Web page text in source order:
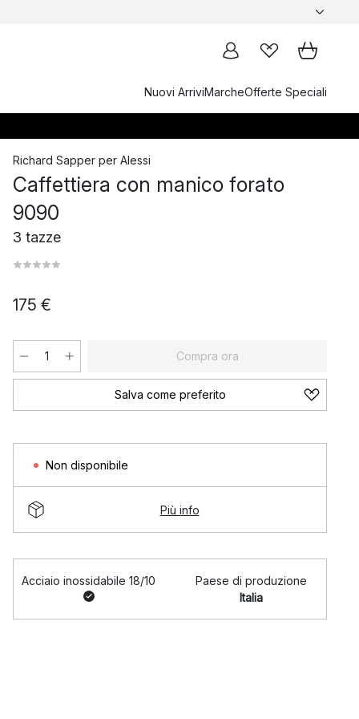
Nuovi ArriviMarcheOfferte Speciali
Richard Sapper per Alessi
Caffettiera con manico forato
9090
3 tazze
175 €
Compra ora
Salva come preferito
Non disponibile
Più info
Acciaio inossidabile 18/10
Paese di produzione
Italia